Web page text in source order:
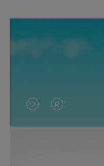
O
VÍDEO
O
VÍDEO